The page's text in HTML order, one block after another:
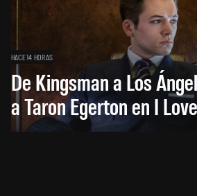
HACE 14 HORAS
De Kingsman a Los
a Taron Egerton en I